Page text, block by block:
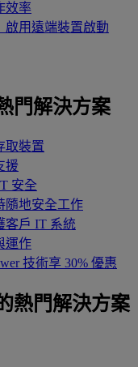
效率
啟用遠端裝置啟動
門解決方案
取裝置
援
安全
隨地安全工作
客戶 IT 系統
運作
技術享 30% 優惠
熱門解決方案